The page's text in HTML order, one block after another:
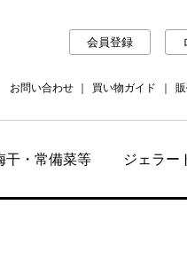
会員登録
お問い合わせ 買い物ガイド
干・常備菜等 ジェラー